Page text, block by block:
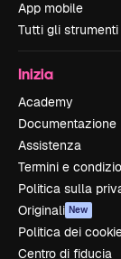
App mobile
Tutti gli
Inizia
Academy
Documentazione
Assistenza
Termini e
Politica sulla
Originali New
Politica dei
Centro di fiducia